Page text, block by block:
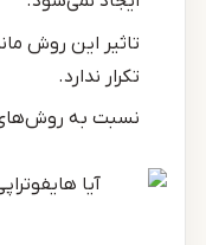
تاثیر این روش
تکرار ندارد.
نسبت به روش‌های